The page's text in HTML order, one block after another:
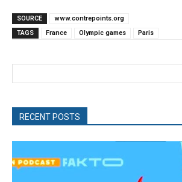
SOURCE
www.contrepoints.org
TAGS
France Olympic games Paris
RECENT POSTS